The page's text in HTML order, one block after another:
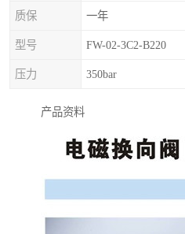
质保 一年
型号 FW-02-3C2-B220
压力 350bar
产品资料